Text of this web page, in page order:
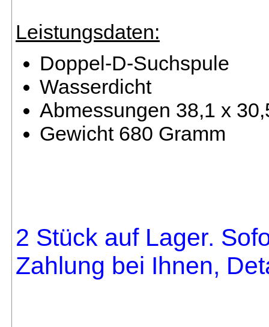
Leistungsdaten:
Doppel-D-Suchspule
Wasserdicht
Abmessungen 38,1 x
Gewicht 680 Gramm
2 Stück auf Lager.
Zahlung bei Ihnen,